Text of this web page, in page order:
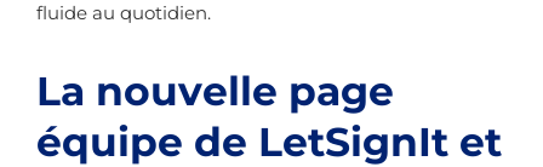
fluide au quotidien.
La nouvelle page
équipe de LetSignIt et